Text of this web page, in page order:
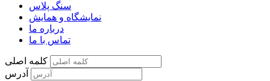
سنگ پلاس
نمایشگاه و همایش
درباره ما
تماس با ما
کلمه اصلی
آدرس